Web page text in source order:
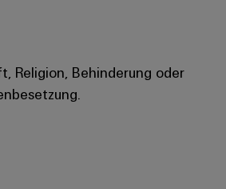
Religion, Behinderung oder